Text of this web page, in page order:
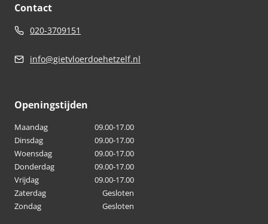
Contact
020-3709151
info@gietvloerdoehetzelf.nl
Openingstijden
Maandag
09.00-17.00
Dinsdag
09.00-17.00
Woensdag
09.00-17.00
Donderdag
09.00-17.00
Vrijdag
09.00-17.00
Zaterdag
Gesloten
Zondag
Gesloten